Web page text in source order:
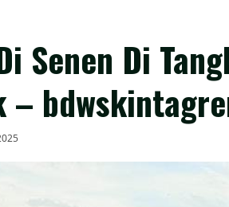
Senen Di
–